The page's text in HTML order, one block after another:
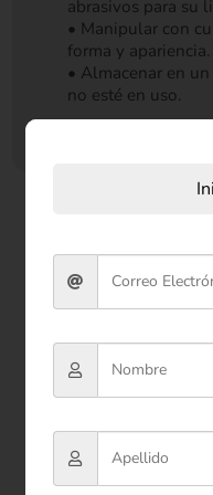
abrasivos para su
• Manipular con
forma y apariencia.
• Almacenar en
no esté en uso.